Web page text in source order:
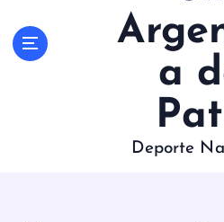
a
Deporte